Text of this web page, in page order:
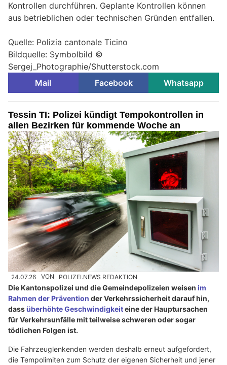
Kontrollen durchführen. Geplante Kontrollen können
aus betrieblichen oder technischen Gründen entfallen.
Quelle: Polizia cantonale Ticino
Bildquelle: Symbolbild ©
Sergej_Photographie/Shutterstock.com
Mail
Facebook Whatsapp
Tessin TI: Polizei kündigt Tempokontrollen in
allen Bezirken für kommende Woche an
24.07.26 VON POLIZEI.NEWS REDAKTION
Die Kantonspolizei und die Gemeindepolizeien weisen im
Rahmen der Prävention der Verkehrssicherheit darauf hin,
dassüberhöhte Geschwindigkeiteine der Hauptursachen
für Verkehrsunfälle mit teilweise schweren oder sogar
tödlichen Folgen ist.
Die Fahrzeuglenkenden werden deshalb erneut aufgefordert,
die Tempolimiten zum Schutz der eigenen Sicherheit und jener